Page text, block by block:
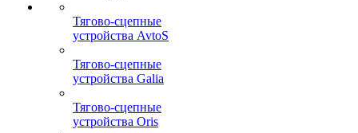
Тягово-сцепные
устройства AvtoS
Тягово-сцепные
устройства Galia
Тягово-сцепные
устройства Oris